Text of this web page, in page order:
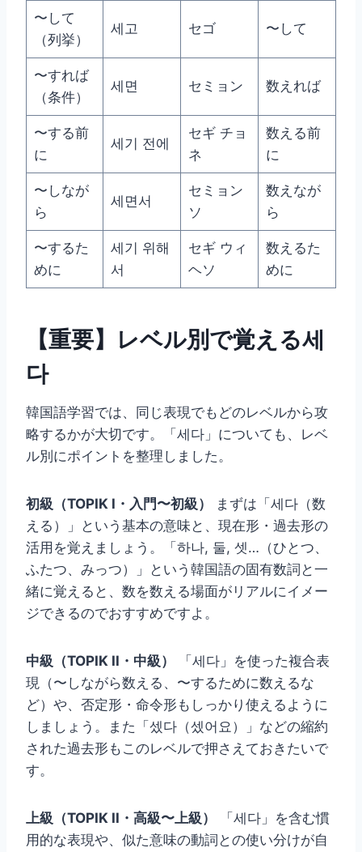
〜して
（列挙）
세고 セゴ 〜して
〜すれば
（条件）
세면 セミョン 数えれば
〜する前
に
세기 전에
セギ チョ
ネ
数える前
に
〜しなが
ら
세면서
セミョン
ソ
数えなが
ら
〜するた
めに
세기 위해
서
セギ ウィ
ヘソ
数えるた
めに
【重要】レベル別で覚える세
다
韓国語学習では、同じ表現でもどのレベルから攻
略するかが大切です。「세다」についても、レベ
ル別にポイントを整理しました。
初級（TOPIK I・入門〜初級）
まずは「세다（数
える）」という基本の意味と、現在形・過去形の
活用を覚えましょう。「하나, 둘, 셋…（ひとつ、
ふたつ、みっつ）」という韓国語の固有数詞と一
緒に覚えると、数を数える場面がリアルにイメー
ジできるのでおすすめですよ。
中級（TOPIK II・中級）
「세다」を使った複合表
現（〜しながら数える、〜するために数えるな
ど）や、否定形・命令形もしっかり使えるように
しましょう。また「셌다（셌어요）」などの縮約
された過去形もこのレベルで押さえておきたいで
す。
上級（TOPIK II・高級〜上級）
「세다」を含む慣
用的な表現や、似た意味の動詞との使い分けが自